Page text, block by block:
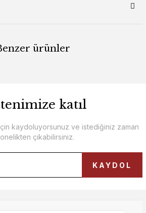
ürünler
Motto 3'lü Sehpalı Koltuk
katıl
için kaydoluyorsunuz ve istediğiniz zaman
çıkabilirsiniz.
KAYDOL